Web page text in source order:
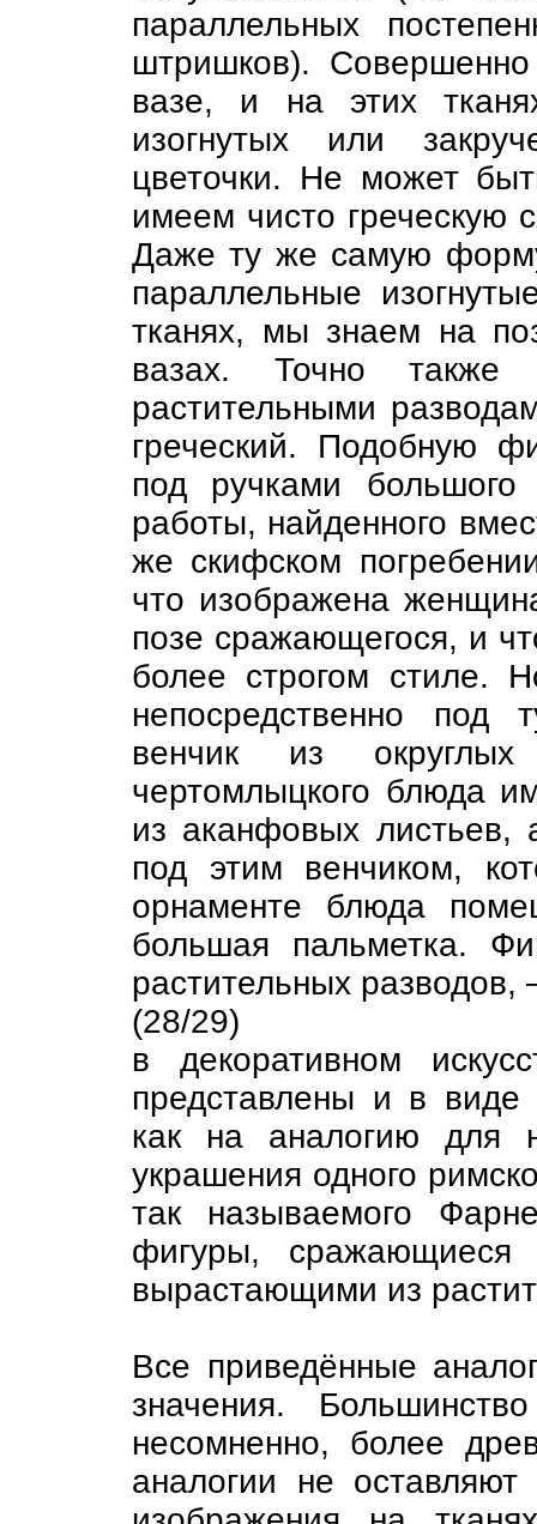
параллельных
штришков).
вазе, и на этих
изогнутых или
цветочки. Не может
имеем чисто греческую
Даже ту же самую
параллельные
тканях, мы знаем на
вазах. Точно
растительными
греческий. Подобную
под ручками большого
работы, найденного
же скифском
что изображена
позе сражающегося, и
более строгом стиле.
непосредственно под
венчик из
чертомлыцкого блюда
из аканфовых листьев,
под этим венчиком,
орнаменте блюда
большая пальметка.
растительных
(28/29)
в декоративном
представлены и в
как на аналогию для
украшения одного
так называемого
фигуры,
вырастающими из
Все приведённые
значения.
несомненно, более
аналогии не